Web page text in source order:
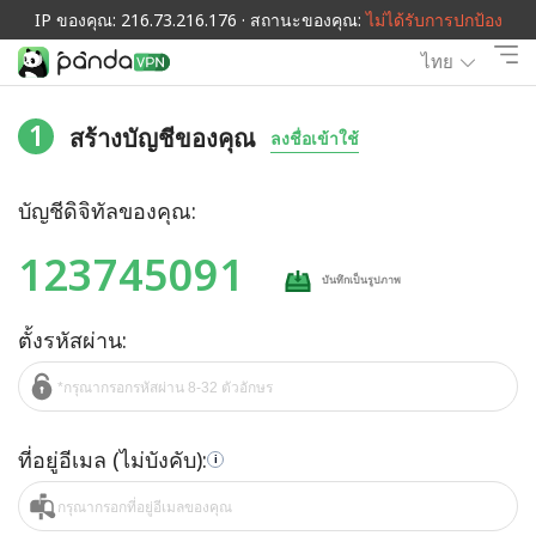
IP ของคุณ: 216.73.216.176 · สถานะของคุณ:ไม่ได้รับการปกป้อง
ไทย
1 สร้างบัญชีของคุณ ลงชื่อเข้าใช้
บัญชีดิจิทัลของคุณ:
123745091 บันทึกเป็นรูปภาพ
ตั้งรหัสผ่าน:
ที่อยู่อีเมล (ไม่บังคับ): i